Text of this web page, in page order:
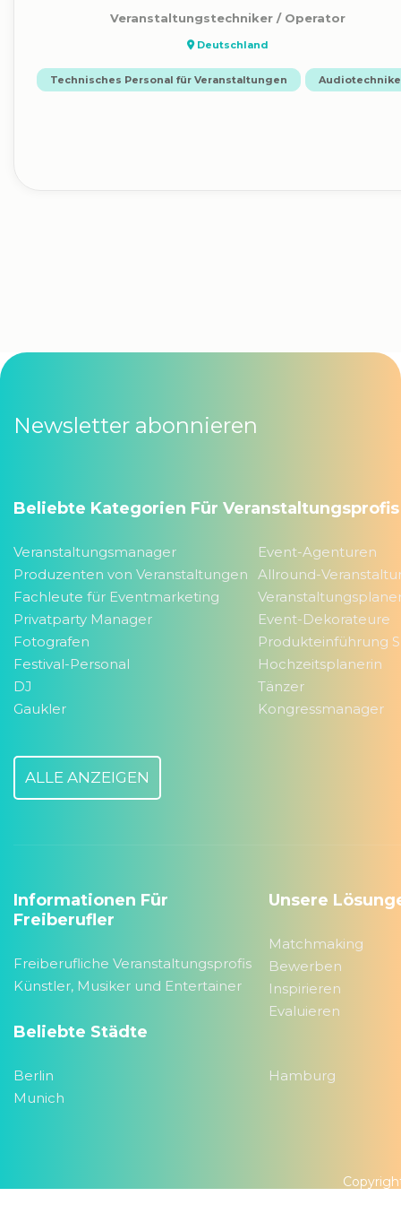
Veranstaltungstechniker / Operator
Deutschland
Technisches Personal für Veranstaltungen
Newsletter abonnieren
Beliebte Kategorien Für Veranstaltungsprofis
Veranstaltungsmanager
Event-Agenturen
Produzenten von Veranstaltungen
Allround-
Fachleute für Eventmarketing
Privatparty Manager
Event-Dekorateure
Fotografen
Produkteinführung
Festival-Personal
Hochzeitsplanerin
DJ
Tänzer
Gaukler
Kongressmanager
ALLE ANZEIGEN
Informationen Für
Freiberufler
Freiberufliche Veranstaltungsprofis
Künstler, Musiker und Entertainer
Unsere
Matchmaking
Bewerben
Inspirieren
Evaluieren
Beliebte Städte
Berlin
Munich
Hamburg